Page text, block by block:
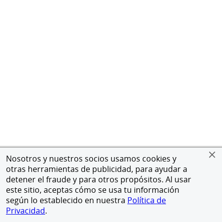
Nosotros y nuestros socios usamos cookies y
otras herramientas de publicidad, para ayudar a
detener el fraude y para otros propósitos. Al usar
este sitio, aceptas cómo se usa tu información
según lo establecido en nuestra Política de
Privacidad.